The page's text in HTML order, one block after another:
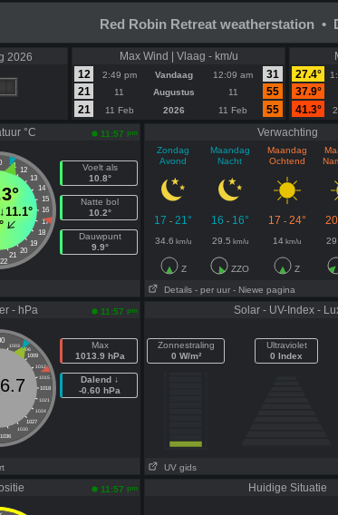
Red Robin Retreat weatherstation •
2026
Max Wind | Vlaag - km/u
12
2:49 pm Vandaag 12:09 am
31
21
11 Augustus 11
55
21
11 Feb 2026 11 Feb 55
27.4°
37.9°
41.3°
°C
11:57 pm
11
12
13
14
15
16
17
18
19
20
21
22
↓11.1°
Voelt als
10.8°
Natte bol
10.2°
Dauwpunt
9.9°
Verwachting
Zondag
Avond
Maandag
Nacht
Maandag
Ochtend
17 - 21° 16 - 16° 17 - 24° 20
34.6 km/u 29.5 km/u 14 km/u
Z ZZO Z
Details - per uur - Niewe pagina
- hPa 11:57 pm
1003
1006
1009
1012
1015
1018
1021
1024
1027
1030
1036
Max
1013.9 hPa
Dalend ↓
-0.60 hPa
Solar - UV-Index -
Zonnestraling
0 W/m²
Ultraviolet
0 Index
UV gids
11:57 pm Huidige Situatie